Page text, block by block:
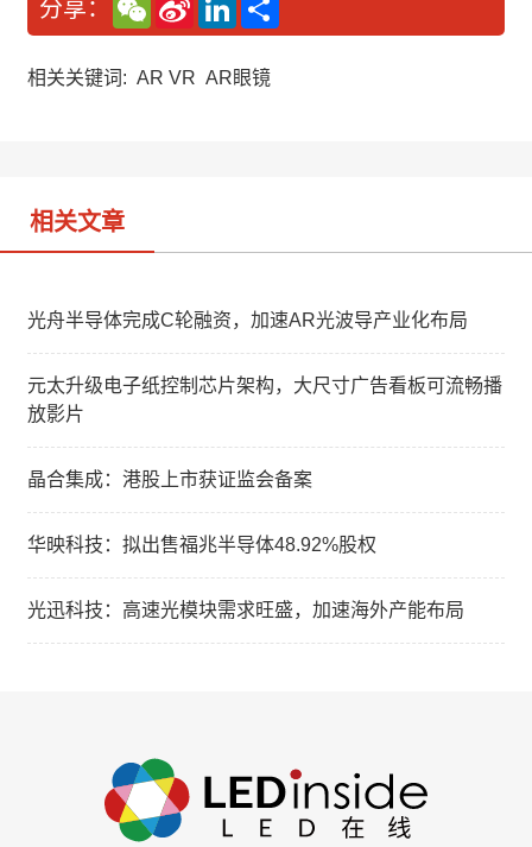
分享：
e
C
a
n
W
n
e
相关关键词: AR VR AR眼镜
相关文章
光舟半导体完成C轮融资，加速AR光波导产业化布局
元太升级电子纸控制芯片架构，大尺寸广告看板可流畅播
放影片
晶合集成：港股上市获证监会备案
华映科技：拟出售福兆半导体48.92%股权
光迅科技：高速光模块需求旺盛，加速海外产能布局